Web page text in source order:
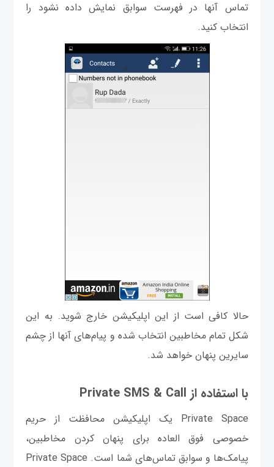
تماس آنها در فهرست سوابق نمایش داده نشود را
انتخاب کنید.
حالا کافی است از این اپلیکیشن خارج شوید. به این
شكل تمام مخاطبین انتخاب شده و پیام‌های آنها از چشم
سایرین پنهان خواهد شد.
با استفاده از Private SMS & Call
Private Space یک اپلیکیشن محافظت از حريم
خصوصی فوق العاده برای پنهان کردن مخاطبین،
پیامک‌ها و سوابق تماس‌های شما است. Private Space